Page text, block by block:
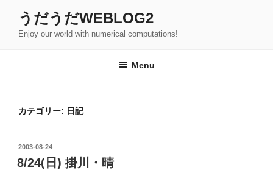
content
うだうだWEBLOG2
Enjoy our world with numerical computations!
Menu
カテゴリー: 日記
POSTED
ON
2003-08-24
8/24(日) 掛川・晴